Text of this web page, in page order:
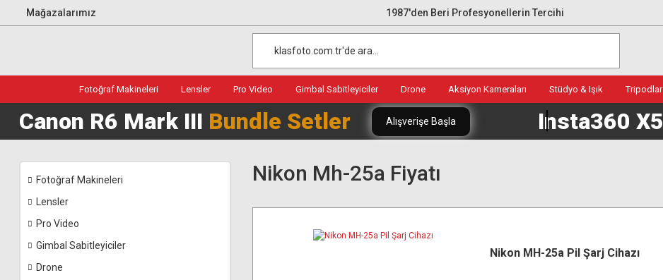
Mağazalarımız 1987'den Beri Profesyonellerin Tercihi
Fotoğraf Makineleri Lensler Pro Video Gimbal Sabitleyiciler Drone Aksiyon Kameraları Stüdyo & Işık Tripodlar
Canon R6 Mark III Bundle Setler Alışverişe Başla Insta360 X5
Fotoğraf Makineleri
Lensler
Pro Video
Gimbal Sabitleyiciler
Drone
Nikon Mh-25a Fiyatı
Nikon MH-25a Pil Şarj Cihazı